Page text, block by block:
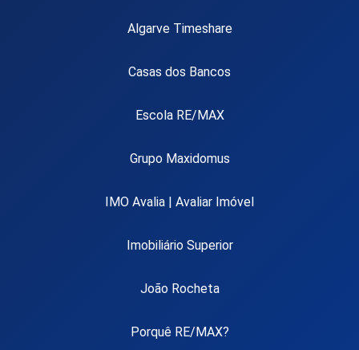
Algarve Timeshare
Casas dos Bancos
Escola RE/MAX
Grupo Maxidomus
IMO Avalia | Avaliar Imóvel
Imobiliário Superior
João Rocheta
Porquê RE/MAX?